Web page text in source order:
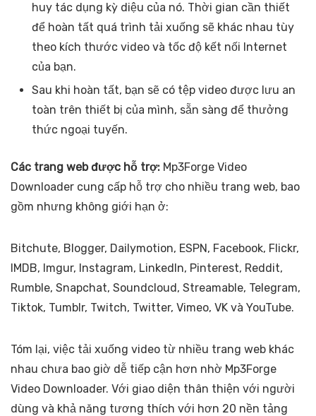
huy tác dụng kỳ diệu của nó. Thời gian cần thiết
để hoàn tất quá trình tải xuống sẽ khác nhau tùy
theo kích thước video và tốc độ kết nối Internet
của bạn.
Sau khi hoàn tất, bạn sẽ có tệp video được lưu an
toàn trên thiết bị của mình, sẵn sàng để thưởng
thức ngoại tuyến.
Các trang web được hỗ trợ: Mp3Forge Video
Downloader cung cấp hỗ trợ cho nhiều trang web, bao
gồm nhưng không giới hạn ở:
Bitchute, Blogger, Dailymotion, ESPN, Facebook, Flickr,
IMDB, Imgur, Instagram, LinkedIn, Pinterest, Reddit,
Rumble, Snapchat, Soundcloud, Streamable, Telegram,
Tiktok, Tumblr, Twitch, Twitter, Vimeo, VK và YouTube.
Tóm lại, việc tải xuống video từ nhiều trang web khác
nhau chưa bao giờ dễ tiếp cận hơn nhờ Mp3Forge
Video Downloader. Với giao diện thân thiện với người
dùng và khả năng tương thích với hơn 20 nền tảng